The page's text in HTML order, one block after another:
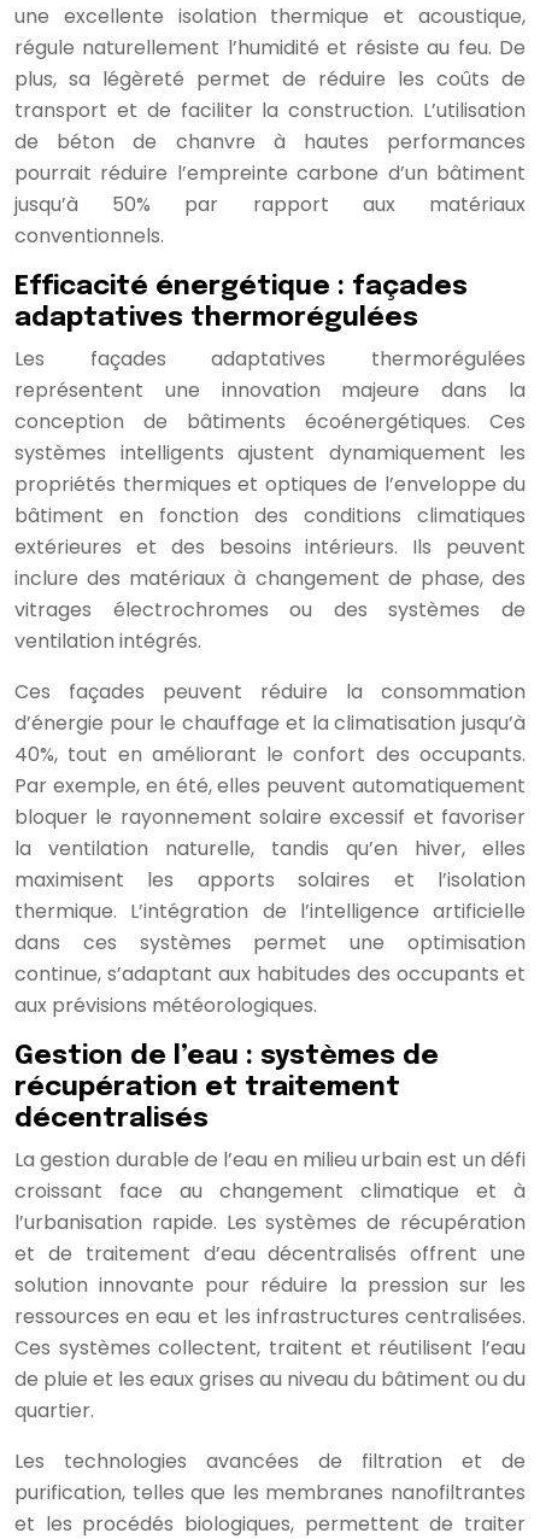
une excellente isolation thermique et acoustique,
régule naturellement l’humidité et résiste au feu. De
plus, sa légèreté permet de réduire les coûts de
transport et de faciliter la construction. L’utilisation
de béton de chanvre à hautes performances
pourrait réduire l’empreinte carbone d’un bâtiment
jusqu’à 50% par rapport aux matériaux
conventionnels.
Efficacité énergétique : façades
adaptatives thermorégulées
Les façades adaptatives thermorégulées
représentent une innovation majeure dans la
conception de bâtiments écoénergétiques. Ces
systèmes intelligents ajustent dynamiquement les
propriétés thermiques et optiques de l’enveloppe du
bâtiment en fonction des conditions climatiques
extérieures et des besoins intérieurs. Ils peuvent
inclure des matériaux à changement de phase, des
vitrages électrochromes ou des systèmes de
ventilation intégrés.
Ces façades peuvent réduire la consommation
d’énergie pour le chauffage et la climatisation jusqu’à
40%, tout en améliorant le confort des occupants.
Par exemple, en été, elles peuvent automatiquement
bloquer le rayonnement solaire excessif et favoriser
la ventilation naturelle, tandis qu’en hiver, elles
maximisent les apports solaires et l’isolation
thermique. L’intégration de l’intelligence artificielle
dans ces systèmes permet une optimisation
continue, s’adaptant aux habitudes des occupants et
aux prévisions météorologiques.
Gestion de l’eau : systèmes de
récupération et traitement
décentralisés
La gestion durable de l’eau en milieu urbain est un défi
croissant face au changement climatique et à
l’urbanisation rapide. Les systèmes de récupération
et de traitement d’eau décentralisés offrent une
solution innovante pour réduire la pression sur les
ressources en eau et les infrastructures centralisées.
Ces systèmes collectent, traitent et réutilisent l’eau
de pluie et les eaux grises au niveau du bâtiment ou du
quartier.
Les technologies avancées de filtration et de
purification, telles que les membranes nanofiltrantes
et les procédés biologiques, permettent de traiter